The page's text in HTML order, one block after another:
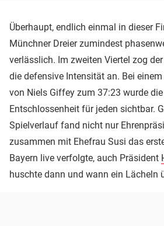
Überhaupt, endlich einmal in dieser
Münchner Dreier zumindest
verlässlich. Im zweiten Viertel zog
die defensive Intensität an. Bei
von Niels Giffey zum 37:23 wurde
Entschlossenheit für jeden sichtbar.
Spielverlauf fand nicht nur
zusammen mit Ehefrau Susi das
Bayern live verfolgte, auch Präsident
huschte dann und wann ein Lächeln